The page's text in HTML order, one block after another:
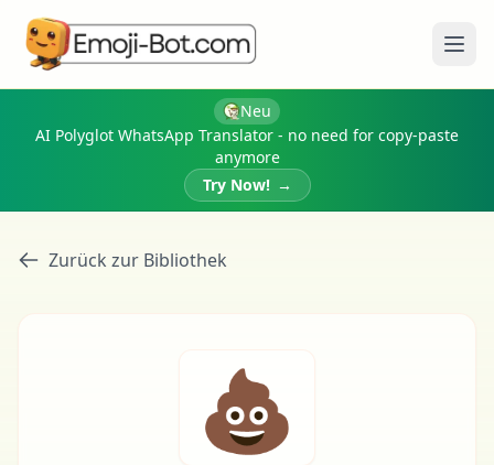
Neu
AI Polyglot WhatsApp Translator - no need for copy-paste
anymore
Try Now! →
Zurück zur Bibliothek
💩